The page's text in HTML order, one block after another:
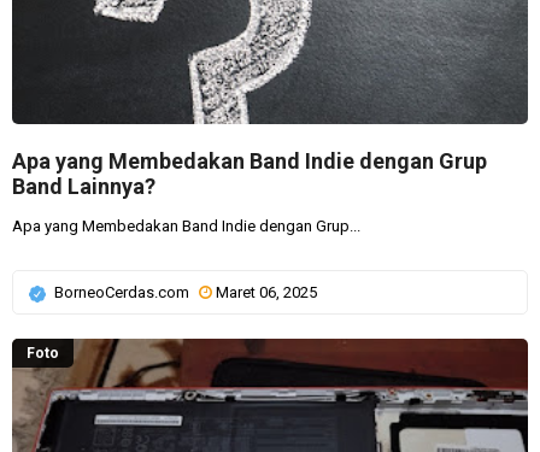
Apa yang Membedakan Band Indie dengan Grup
Band Lainnya?
Apa yang Membedakan Band Indie dengan Grup...
BorneoCerdas.com Maret 06, 2025
Foto